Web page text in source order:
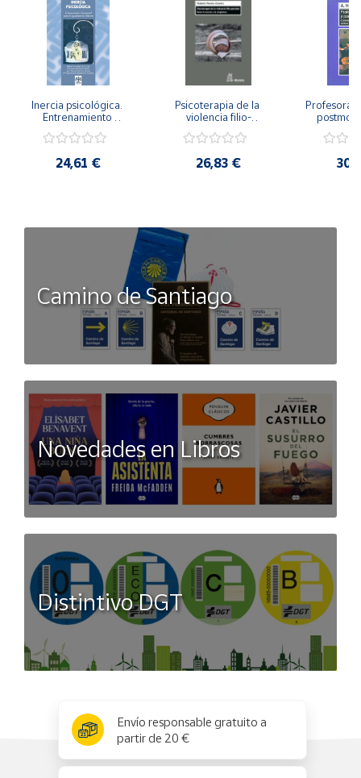
Inercia psicológica.
Entrenamiento
Igualdad de Género.
24,61 €
Psicoterapia de la
violencia filio-
secreto y la
26,83 €
Camino de Santiago
Novedades en Libros
Distintivo DGT
Envío responsable gratuito a
partir de 20 €